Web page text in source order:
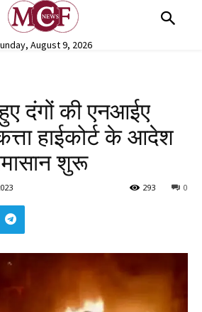
August 9, 2026
दंगों की एनआईए
हाईकोर्ट के आदेश
शुरू
0
293